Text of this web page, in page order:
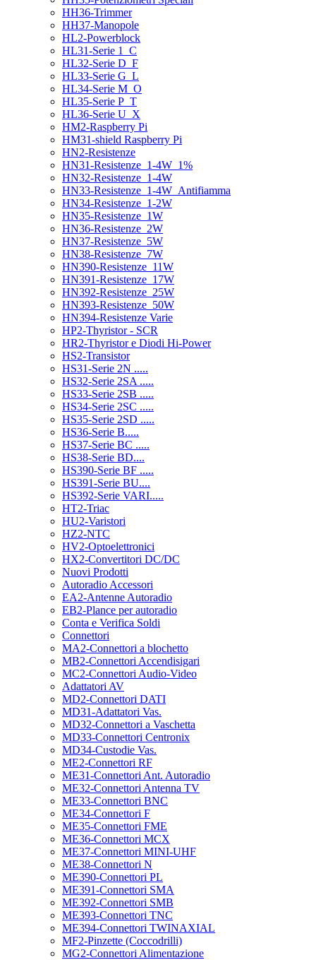
HH36-Trimmer
HH37-Manopole
HL2-Powerblock
HL31-Serie 1_C
HL32-Serie D_F
HL33-Serie G_L
HL34-Serie M_O
HL35-Serie P_T
HL36-Serie U_X
HM2-Raspberry Pi
HM31-shield Raspberry Pi
HN2-Resistenze
HN31-Resistenze_1-4W_1%
HN32-Resistenze_1-4W
HN33-Resistenze_1-4W_Antifiamma
HN34-Resistenze_1-2W
HN35-Resistenze_1W
HN36-Resistenze_2W
HN37-Resistenze_5W
HN38-Resistenze_7W
HN390-Resistenze_11W
HN391-Resistenze_17W
HN392-Resistenze_25W
HN393-Resistenze_50W
HN394-Resistenze Varie
HP2-Thyristor - SCR
HR2-Thyristor e Diodi Hi-Power
HS2-Transistor
HS31-Serie 2N .....
HS32-Serie 2SA .....
HS33-Serie 2SB .....
HS34-Serie 2SC .....
HS35-Serie 2SD .....
HS36-Serie B.....
HS37-Serie BC .....
HS38-Serie BD....
HS390-Serie BF .....
HS391-Serie BU....
HS392-Serie VARI.....
HT2-Triac
HU2-Varistori
HZ2-NTC
HV2-Optoelettronici
HX2-Convertitori DC/DC
Nuovi Prodotti
Autoradio Accessori
EA2-Antenne Autoradio
EB2-Plance per autoradio
Conta e Verifica Soldi
Connettori
MA2-Connettori a blochetto
MB2-Connettori Accendisigari
MC2-Connettori Audio-Video
Adattatori AV
MD2-Connettori DATI
MD31-Adattatori Vas.
MD32-Connettori a Vaschetta
MD33-Connettori Centronix
MD34-Custodie Vas.
ME2-Connettori RF
ME31-Connettori Ant. Autoradio
ME32-Connettori Antenna TV
ME33-Connettori BNC
ME34-Connettori F
ME35-Connettori FME
ME36-Connettori MCX
ME37-Connettori MINI-UHF
ME38-Connettori N
ME390-Connettori PL
ME391-Connettori SMA
ME392-Connettori SMB
ME393-Connettori TNC
ME394-Connettori TWINAXIAL
MF2-Pinzette (Coccodrilli)
MG2-Connettori Alimentazione